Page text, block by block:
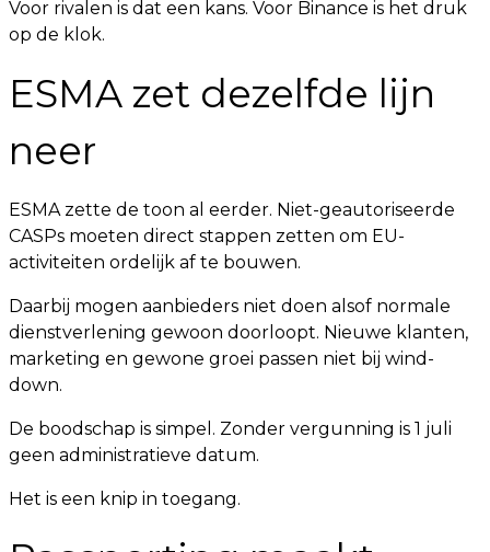
Voor rivalen is dat een kans. Voor Binance is het druk
op de klok.
ESMA zet dezelfde lijn
neer
ESMA zette de toon al eerder. Niet-geautoriseerde
CASPs moeten direct stappen zetten om EU-
activiteiten ordelijk af te bouwen.
Daarbij mogen aanbieders niet doen alsof normale
dienstverlening gewoon doorloopt. Nieuwe klanten,
marketing en gewone groei passen niet bij wind-
down.
De boodschap is simpel. Zonder vergunning is 1 juli
geen administratieve datum.
Het is een knip in toegang.